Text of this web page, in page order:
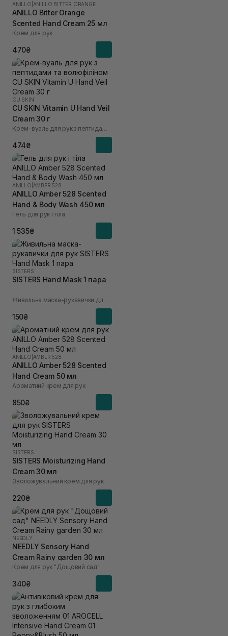
ANILLO ANILLO BITTER ORANGE
ANILLO Bitter Orange
Scented Hand Cream 25 мл
Крем для рук
470₴
CU SKIN
CU SKIN Vitamin U Hand Veil
Cream 30 г
Крем-вуаль для рук з пептидами та волюфіліном
474₴
ANILLO AMBER 528
ANILLO Amber 528 Scented
Hand & Body Wash 450 мл
Гель для рук і тіла
1 535₴
SISTERS
SISTERS Hand Mask 1 пара
Живильна маска-рукавички для рук
150₴
ANILLO AMBER 528
ANILLO Amber 528 Scented
Hand Cream 50 мл
Ароматний крем для рук
850₴
SISTERS
SISTERS Moisturizing Hand
Cream 30 мл
Зволожувальний крем для рук
220₴
NEEDLY
NEEDLY Sensory Hand
Cream Rainy garden 30 мл
Крем для рук "Дощовий сад"
340₴